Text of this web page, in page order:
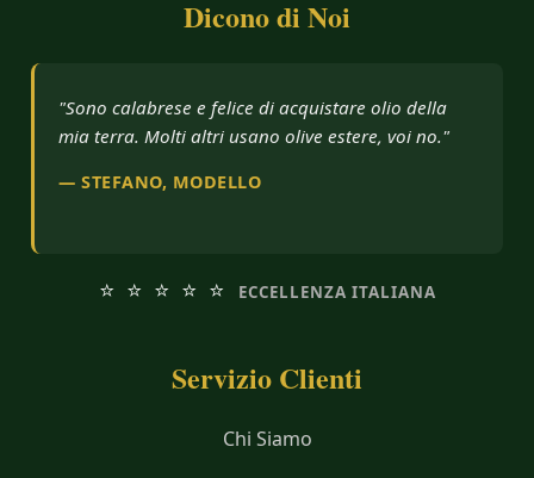
Dicono di Noi
"Sono calabrese e felice di acquistare olio della
mia terra. Molti altri usano olive estere, voi no."
— STEFANO, MODELLO
⭐ ⭐ ⭐ ⭐ ⭐ ECCELLENZA ITALIANA
Servizio Clienti
Chi Siamo